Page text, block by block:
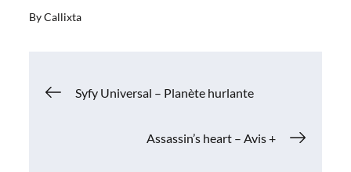
ByCallixta
Navigation
Syfy Universal – Planète hurlante
Assassin’s heart – Avis +